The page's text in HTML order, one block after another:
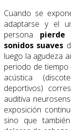
Cuando se
adaptarse y el
persona
sonidos suaves
luego la agudeza
periodo de
acústica
deportivos)
auditiva
exposición
sino que